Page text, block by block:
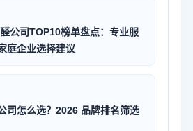
公司TOP10榜单盘点：专业服
庭企业选择建议
司怎么选？2026 品牌排名筛选